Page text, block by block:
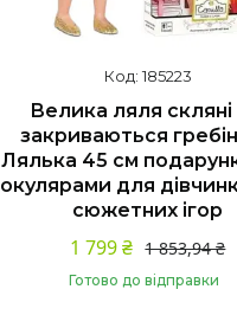
185223
Велика ляля скляні
закриваються
Лялька 45 см
окулярами для
сюжетних ігор
1 853,94 ₴
1 799 ₴
Готово до відправки